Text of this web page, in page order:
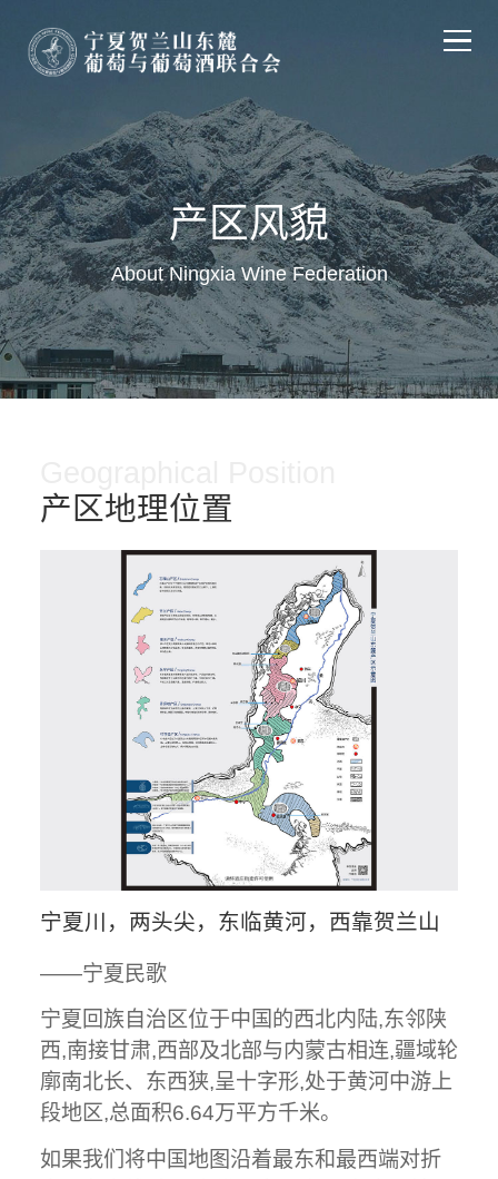
关于联合会
探索发现
产区动态
协会联盟
产区风貌
About Ningxia Wine Federation
产区地理位置
宁夏川，两头尖，东临黄河，西靠贺兰山
——宁夏民歌
宁夏回族自治区位于中国的西北内陆,东邻陕
西,南接甘肃,西部及北部与内蒙古相连,疆域轮
廓南北长、东西狭,呈十字形,处于黄河中游上
段地区,总面积6.64万平方千米。
如果我们将中国地图沿着最东和最西端对折